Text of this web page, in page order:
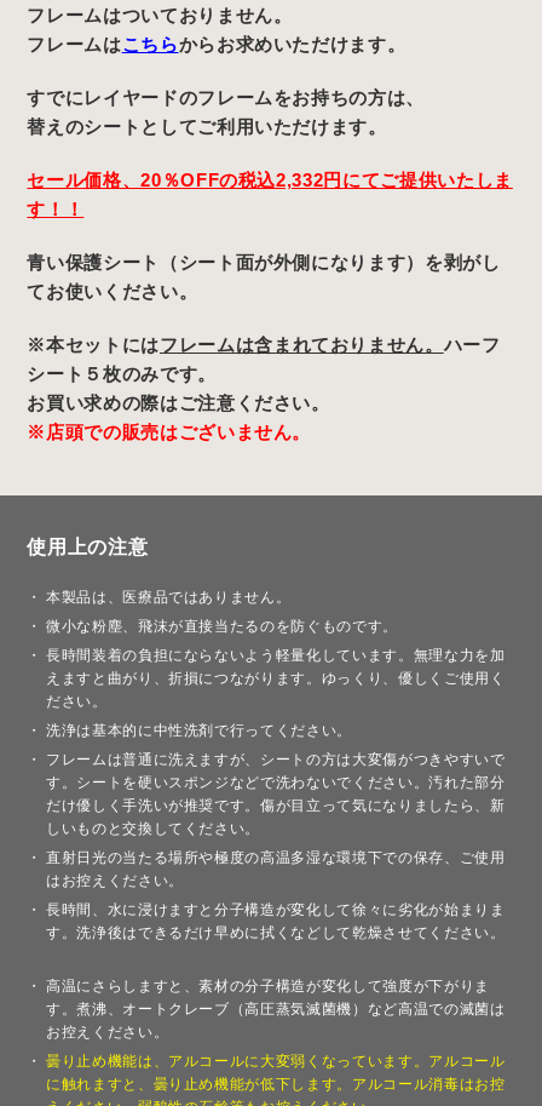
フレームはついておりません。
フレームはこちらからお求めいただけます。
すでにレイヤードのフレームをお持ちの方は、
替えのシートとしてご利用いただけます。
セール価格、20％OFFの税込2,332円にてご提供いたしま
す！！
青い保護シート（シート面が外側になります）を剥がし
てお使いください。
※本セットにはフレームは含まれておりません。ハーフ
シート５枚のみです。
お買い求めの際はご注意ください。
※店頭での販売はございません。
使用上の注意
本製品は、医療品ではありません。
微小な粉塵、飛沫が直接当たるのを防ぐものです。
長時間装着の負担にならないよう軽量化しています。無理な力を加
えますと曲がり、折損につながります。ゆっくり、優しくご使用く
ださい。
洗浄は基本的に中性洗剤で行ってください。
フレームは普通に洗えますが、シートの方は大変傷がつきやすいで
す。シートを硬いスポンジなどで洗わないでください。汚れた部分
だけ優しく手洗いが推奨です。傷が目立って気になりましたら、新
しいものと交換してください。
直射日光の当たる場所や極度の高温多湿な環境下での保存、ご使用
はお控えください。
長時間、水に浸けますと分子構造が変化して徐々に劣化が始まりま
す。洗浄後はできるだけ早めに拭くなどして乾燥させてください。
高温にさらしますと、素材の分子構造が変化して強度が下がりま
す。煮沸、オートクレーブ（高圧蒸気滅菌機）など高温での滅菌は
お控えください。
曇り止め機能は、アルコールに大変弱くなっています。アルコール
に触れますと、曇り止め機能が低下します。アルコール消毒はお控